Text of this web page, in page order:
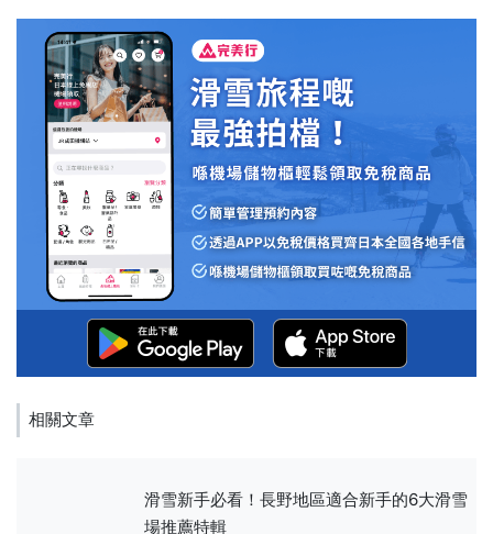
相關文章
滑雪新手必看！長野地區適合新手的6大滑雪
場推薦特輯